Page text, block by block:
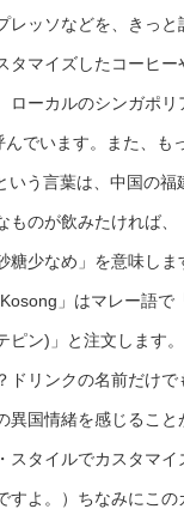
レッソなどを、きっ
タマイズしたコーヒ
ローカルのシンガポ
んでいます。また、
いう言葉は、中国の
ものが飲みたければ
糖少なめ」を意味し
」はマレー語
ピン)」と注文します
ドリンクの名前だけ
異国情緒を感じるこ
スタイルでカスタマ
すよ。）ちなみにこ